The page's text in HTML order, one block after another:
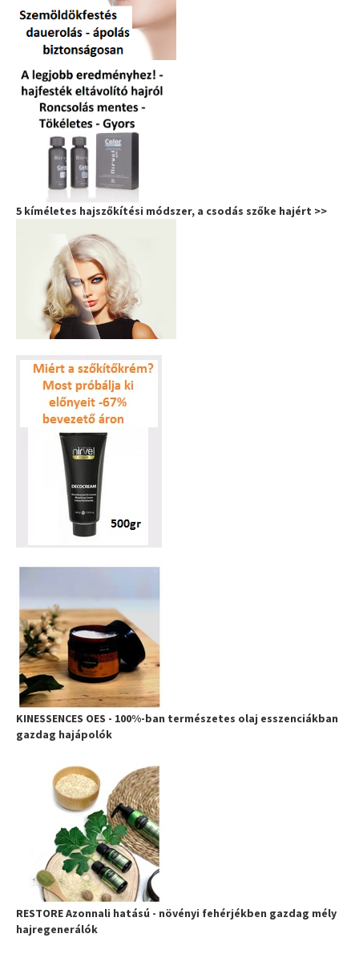
5 kíméletes hajszőkítési módszer, a csodás szőke hajért >>
KINESSENCES OES - 100%-ban természetes olaj esszenciákban
gazdag hajápolók
RESTORE Azonnali hatású - növényi fehérjékben gazdag mély
hajregenerálók